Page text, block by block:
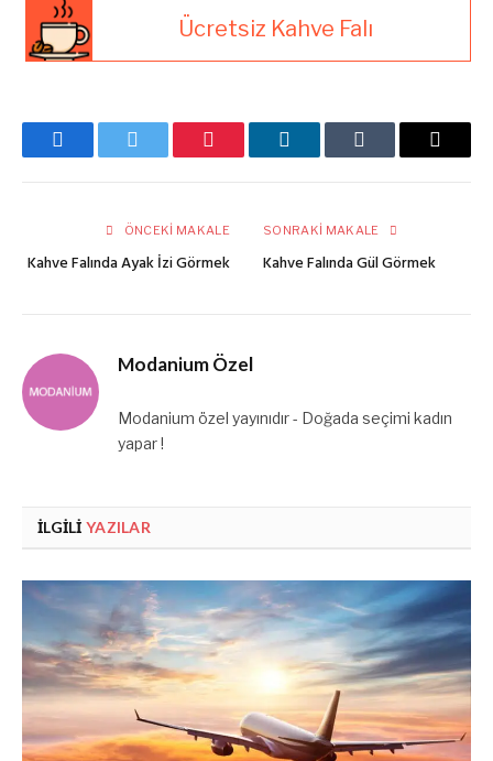
Ücretsiz Kahve Falı
FacebookTwitter Pinterest LinkedInTumblr
E-
ÖNCEKI MAKALE
Kahve Falında Ayak İzi Görmek
SONRAKI MAKALE
Kahve Falında Gül Görmek
Modanium Özel
Modanium özel yayınıdır - Doğada seçimi kadın
yapar !
İLGILI YAZILAR